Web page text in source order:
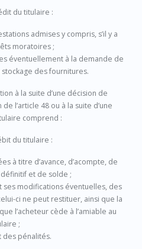
du titulaire :
admises y compris, s’il y a
moratoires ;
éventuellement à la demande de
des fournitures.
à la suite d’une décision de
l’article 48 ou à la suite d’une
comprend :
du titulaire :
à titre d’avance, d’acompte, de
et de solde ;
ses modifications éventuelles, des
ci ne peut restituer, ainsi que la
l’acheteur cède à l’amiable au
;
des pénalités.